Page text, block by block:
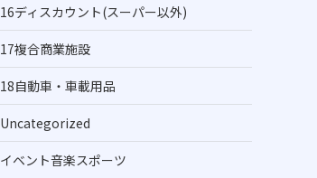
16ディスカウント(スーパー以外)
17複合商業施設
18自動車・車載用品
Uncategorized
イベント音楽スポーツ